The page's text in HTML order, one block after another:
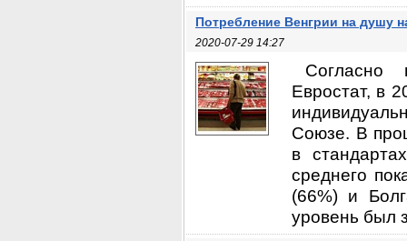
Потребление Венгрии на душу
2020-07-29 14:27
Согласно
Евростат, в
Союзе. В
в
среднего
(66%) и
уровень был